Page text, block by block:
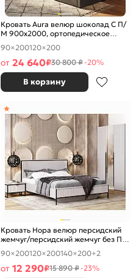
Кровать Aura велюр шоколад С П/
М 900x2000, ортопедическое
основание, изголовье мягкое
90×200120×200
от 24 640₽30 800 ₽-20%
В корзину
Кровать Нора велюр персидский
жемчуг/персидский жемчуг без П/
М 900x2000, ортопедическое
основание, изголовье мягкое
90×200120×200140×200+2
от 12 290₽15 890 ₽-23%